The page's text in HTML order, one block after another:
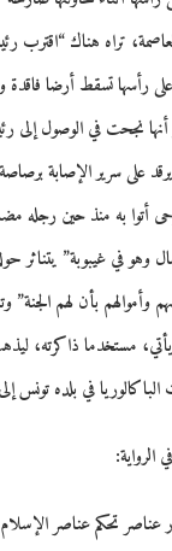
تراه هناك “اقترب
أنها نجحت في الوصول
على سرير الإصابة
أتوا به منذ حين رجله
وهو في غيبوبة”
وأموالهم بأن لهم
يأتي، مستخدما ذاكرته،
في بلده تونس
الرواية:
عناصر تحكم عناصر